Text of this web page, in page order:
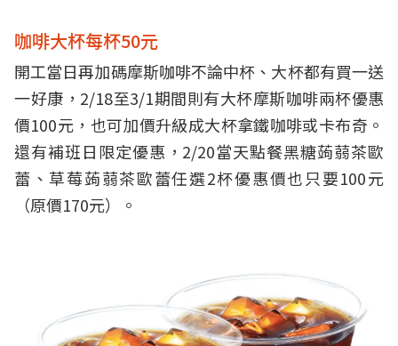
咖啡大杯每杯50元
開工當日再加碼摩斯咖啡不論中杯、大杯都有買一送
一好康，2/18至3/1期間則有大杯摩斯咖啡兩杯優惠
價100元，也可加價升級成大杯拿鐵咖啡或卡布奇。
還有補班日限定優惠，2/20當天點餐黑糖蒟蒻茶歐
蕾、草莓蒟蒻茶歐蕾任選2杯優惠價也只要100元
（原價170元）。